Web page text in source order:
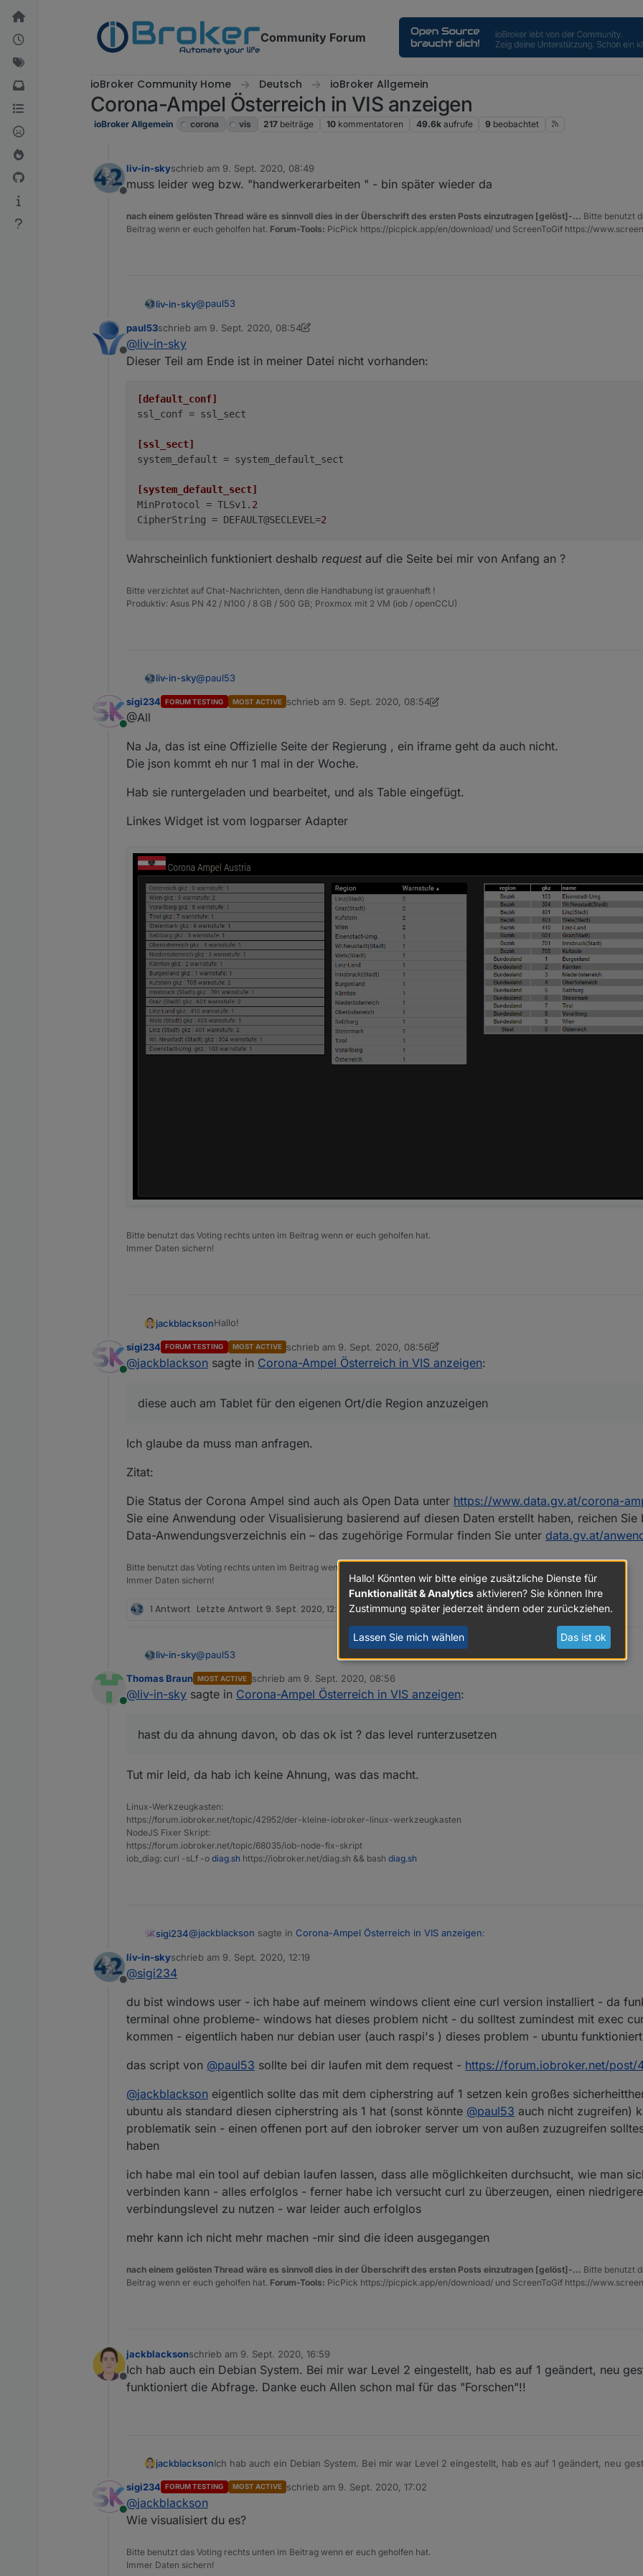
Weiter zum Inhalt
Community Forum
ioBroker Community Home Deutsch ioBroker Allgemein
Corona-Ampel Österreich in VIS anzeigen
ioBroker Allgemein corona vis 217 beiträge 10 kommentatoren 49.6k aufrufe 9 beobachtet
Offline
liv-in-skyschrieb am 9. Sept. 2020, 08:49
zuletzt editiert von
muss leider weg bzw. "handwerkerarbeiten " - bin später wieder da
nach einem gelösten Thread wäre es sinnvoll dies in der Überschrift des ersten Posts einzutragen [gelöst]-... Bitte benutzt
Beitrag wenn er euch geholfen hat. Forum-Tools: PicPick https://picpick.app/en/download/ und ScreenToGif https://
liv-in-sky@paul53
ich nutze debian 10
ubuntu nutze ich nicht
https://askubuntu.com/questions/1233186/ubuntu-20-04-how-to-set-lower-ssl-security-level
Offline
paul53schrieb am 9. Sept. 2020, 08:54
zuletzt editiert von paul53 9. Sept. 2020, 14:22
@liv-in-sky
Dieser Teil am Ende ist in meiner Datei nicht vorhanden:
[default_conf]
ssl_conf = ssl_sect
[ssl_sect]
system_default = system_default_sect
[system_default_sect]
MinProtocol
= TLSv1. 2
CipherString = DEFAULT@SECLEVEL=2
Wahrscheinlich funktioniert deshalb requestauf die Seite bei mir von Anfang an ?
Bitte verzichtet auf Chat-Nachrichten, denn die Handhabung ist grauenhaft !
Produktiv: Asus PN 42 / N100 / 8 GB / 500 GB; Proxmox mit 2 VM (iob / openCCU)
liv-in-sky@paul53
anscheinend einfach einfügen ?
Online
sigi234 FORUM TESTING MOST ACTIVE schrieb am 9. Sept. 2020, 08:54
zuletzt editiert von sigi2349. Sept. 2020, 10:57
@All
Na Ja, das ist eine Offizielle Seite der Regierung , ein iframe geht da auch nicht.
Die json kommt eh nur 1 mal in der Woche.
Hab sie runtergeladen und bearbeitet, und als Table eingefügt.
Linkes Widget ist vom logparser Adapter
Bitte benutzt das Voting rechts unten im Beitrag wenn er euch geholfen hat.
Immer Daten sichern!
jackblacksonHallo!
Seit Freitag wurde in Österreich die Corona-Ampel eingeführt (
für den eigenen Ort/die Region anzuzeigen. Es gibt dazu auch ein JSON (
etwas abzufragen..habt ihr eine Idee, wie man das am besten umsetzen könnte?
Online
sigi234 FORUM TESTING MOST ACTIVE schrieb am 9. Sept. 2020, 08:56
zuletzt editiert von sigi2349. Sept. 2020, 10:59
@jackblackson sagte in Corona-Ampel Österreich in VIS anzeigen:
diese auch am Tablet für den eigenen Ort/die Region anzuzeigen
Ich glaube da muss man anfragen.
Zitat:
Die Status der Corona Ampel sind auch als Open Data unter https://www.data.gv.at/corona-
Sie eine Anwendung oder Visualisierung basierend auf diesen Daten erstellt haben, reichen
Data-Anwendungsverzeichnis ein – das zugehörige Formular finden Sie unter data.gv.at/
Bitte benutzt das Voting rechts unten im Beitrag wenn er euch geholfen hat.
Immer Daten sichern!
1 Antwort Letzte Antwort 9. Sept. 2020, 12:19
liv-in-sky@paul53
@jackblackson(ist kein problem der seite)
PS: es braucht einen restart des iobroker servers
Online
Thomas Braun MOST ACTIVE schrieb am 9. Sept. 2020, 08:56
zuletzt editiert von
@liv-in-sky sagte in Corona-Ampel Österreich in VIS anzeigen:
hast du da ahnung davon, ob das ok ist ? das level runterzusetzen
Tut mir leid, da hab ich keine Ahnung, was das macht.
Linux-Werkzeugkasten:
https://forum.iobroker.net/topic/42952/der-kleine-iobroker-linux-werkzeugkasten
NodeJS Fixer Skript:
https://forum.iobroker.net/topic/68035/iob-node-fix-skript
iob_diag: curl -sLf -o diag.sh https://iobroker.net/diag.sh && bash diag.sh
sigi234@jackblackson sagte in Corona-Ampel Österreich in VIS anzeigen:
Ich glaube da muss man anfragen.
Zitat:
Die Status der Corona Ampel sind auch als Open Data unterhttps://www.data.gv.at/corona-ampel
Anwendungsverzeichnis ein – das zugehörige Formular finden Sie unterdata.gv.at/anwendung-
Offline
liv-in-skyschrieb am 9. Sept. 2020, 12:19
zuletzt editiert von
@sigi234
du bist windows user - ich habe auf meinem windows client eine curl version installiert - da
terminal ohne probleme- windows hat dieses problem nicht - du solltest zumindest mit exec
kommen - eigentlich haben nur debian user (auch raspi's ) dieses problem - ubuntu
das script von @paul53 sollte bei dir laufen mit dem request - https://forum.iobroker.net/post/
@jackblackson eigentlich sollte das mit dem cipherstring auf 1 setzen kein großes
ubuntu als standard diesen cipherstring als 1 hat (sonst könnte @paul53 auch nicht zugreifen)
problematik sein - einen offenen port auf den iobroker server um von außen zuzugreifen
haben
ich habe mal ein tool auf debian laufen lassen, dass alle möglichkeiten durchsucht, wie man
verbinden kann - alles erfolglos - ferner habe ich versucht curl zu überzeugen, einen
verbindungslevel zu nutzen - war leider auch erfolglos
mehr kann ich nicht mehr machen -mir sind die ideen ausgegangen
nach einem gelösten Thread wäre es sinnvoll dies in der Überschrift des ersten Posts einzutragen [gelöst]-... Bitte benutzt
Beitrag wenn er euch geholfen hat. Forum-Tools: PicPick https://picpick.app/en/download/ und ScreenToGif https://
Offline
jackblacksonschrieb am 9. Sept. 2020, 16:59
zuletzt editiert von
Ich hab auch ein Debian System. Bei mir war Level 2 eingestellt, hab es auf 1 geändert, neu
funktioniert die Abfrage. Danke euch Allen schon mal für das "Forschen"!!
jackblacksonIch hab auch ein Debian System. Bei mir war Level 2 eingestellt, hab es auf 1 geändert, neu
Online
sigi234 FORUM TESTING MOST ACTIVE schrieb am 9. Sept. 2020, 17:02
zuletzt editiert von
@jackblackson
Wie visualisiert du es?
Bitte benutzt das Voting rechts unten im Beitrag wenn er euch geholfen hat.
Immer Daten sichern!
Hallo! Könnten wir bitte einige zusätzliche Dienste für
Funktionalität & Analytics aktivieren? Sie können Ihre
Zustimmung später jederzeit ändern oder zurückziehen.
Lassen Sie mich wählen Das ist ok